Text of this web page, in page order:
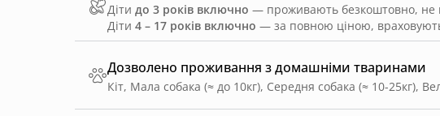
Дозволено проживання з домашніми тваринами
Кіт, Мала собака (≈ до 10кг), Середня собака (≈ 10-25кг),
Діти до 3 років включно — проживають безкоштовно, не
Діти 4 – 17 років включно — за повною ціною,